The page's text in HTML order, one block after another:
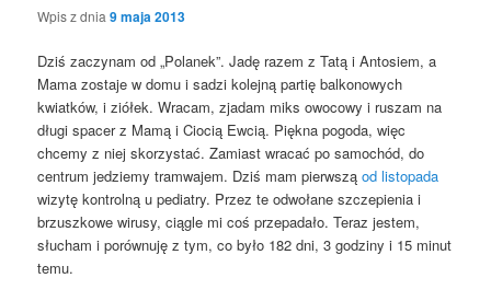
Wpis z dnia9 maja 2013
Dziś zaczynam od „Polanek”. Jadę razem z Tatą i Antosiem, a
Mama zostaje w domu i sadzi kolejną partię balkonowych
kwiatków, i ziółek. Wracam, zjadam miks owocowy i ruszam na
długi spacer z Mamą i Ciocią Ewcią. Piękna pogoda, więc
chcemy z niej skorzystać. Zamiast wracać po samochód, do
centrum jedziemy tramwajem. Dziś mam pierwsząod listopada
wizytę kontrolną u pediatry. Przez te odwołane szczepienia i
brzuszkowe wirusy, ciągle mi coś przepadało. Teraz jestem,
słucham i porównuję z tym, co było 182 dni, 3 godziny i 15 minut
temu.